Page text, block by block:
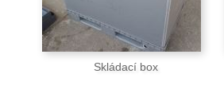
Skládací box